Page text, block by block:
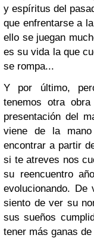
y espíritus del
que enfrentarse a
ello se juegan
es su vida la que
se rompa...
Y por último,
tenemos otra obra
presentación del
viene de la
encontrar a partir
si te atreves nos
su reencuentro
evolucionando. De
siento de ver su
sus sueños
tener más ganas